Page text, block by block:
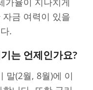
금 여력이 있을
.
는 언제인가요?
말(2월, 8월)에 이